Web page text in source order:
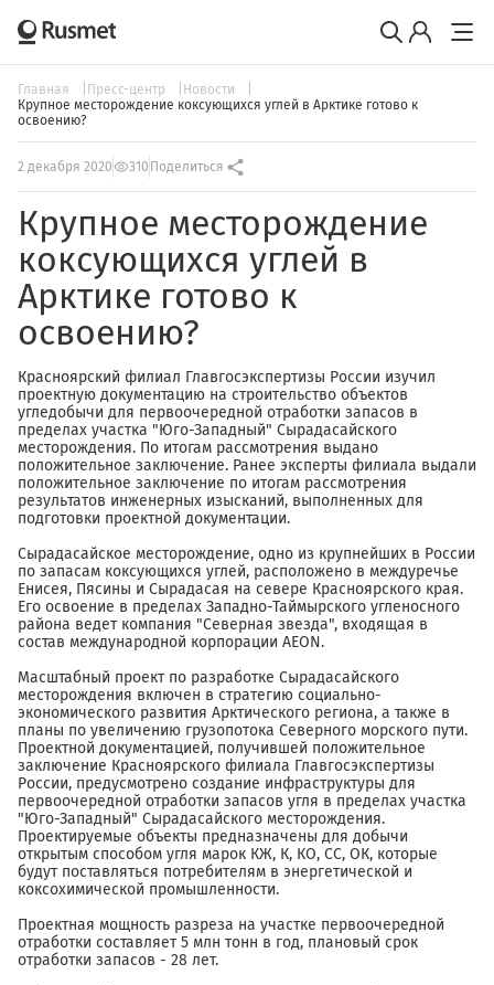
Главная Пресс-центр
Новости
Крупное месторождение коксующихся углей в Арктике готово к
освоению?
2 декабря 2020 310 Поделиться
Крупное месторождение
коксующихся углей в
Арктике готово к
освоению?
Красноярский филиал Главгосэкспертизы России изучил
проектную документацию на строительство объектов
угледобычи для первоочередной отработки запасов в
пределах участка "Юго-Западный" Сырадасайского
месторождения. По итогам рассмотрения выдано
положительное заключение. Ранее эксперты филиала выдали
положительное заключение по итогам рассмотрения
результатов инженерных изысканий, выполненных для
подготовки проектной документации.
Сырадасайское месторождение, одно из крупнейших в России
по запасам коксующихся углей, расположено в междуречье
Енисея, Пясины и Сырадасая на севере Красноярского края.
Его освоение в пределах Западно-Таймырского угленосного
района ведет компания "Северная звезда", входящая в
состав международной корпорации AEON.
Масштабный проект по разработке Сырадасайского
месторождения включен в стратегию социально-
экономического развития Арктического региона, а также в
планы по увеличению грузопотока Северного морского пути.
Проектной документацией, получившей положительное
заключение Красноярского филиала Главгосэкспертизы
России, предусмотрено создание инфраструктуры для
первоочередной отработки запасов угля в пределах участка
"Юго-Западный" Сырадасайского месторождения.
Проектируемые объекты предназначены для добычи
открытым способом угля марок КЖ, К, КО, СС, ОК, которые
будут поставляться потребителям в энергетической и
коксохимической промышленности.
Проектная мощность разреза на участке первоочередной
отработки составляет 5 млн тонн в год, плановый срок
отработки запасов - 28 лет.